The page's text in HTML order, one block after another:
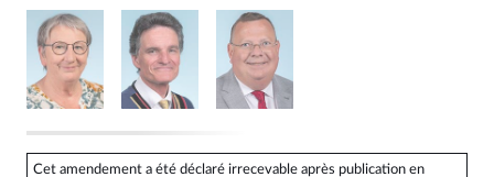
Cet amendement a été déclaré irrecevable après publication en